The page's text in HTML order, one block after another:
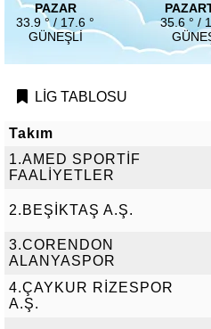
PAZAR
33.9 ° / 17.6 °
GÜNEŞLI
35.6 ° /
LİG TABLOSU
Takım
1.AMED SPORTİF
FAALİYETLER
2.BEŞİKTAŞ A.Ş.
3.CORENDON
ALANYASPOR
4.ÇAYKUR RİZESPOR
A.Ş.